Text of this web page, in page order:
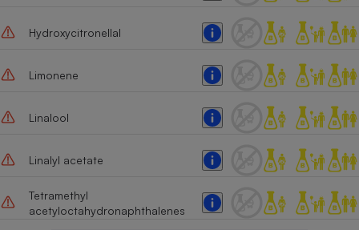
Hydroxycitronellal
Limonene
Linalool
Linalyl acetate
Tetramethyl
acetyloctahydronaphthalenes